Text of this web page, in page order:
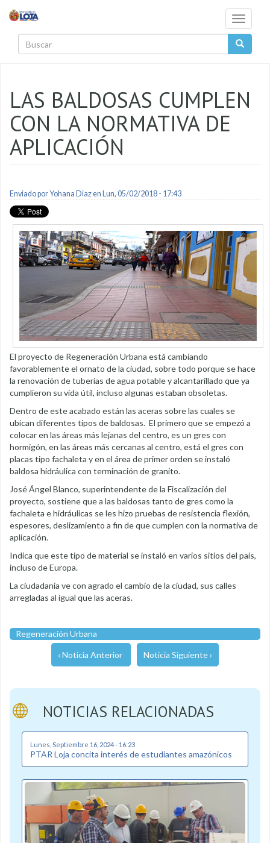
Toggle
LAS BALDOSAS CUMPLEN
CON LA NORMATIVA DE
APLICACIÓN
Enviado porYohana Diazen Lun, 05/02/2018 - 17:43
El proyecto de Regeneración Urbana está cambiando
favorablemente el ornato de la ciudad, sobre todo porque se hace
la renovación de tuberías de agua potable y alcantarillado que ya
cumplieron su vida útil, incluso algunas estaban obsoletas.
Dentro de este acabado están las aceras sobre las cuales se
ubican diferentes tipos de baldosas. El primero que se empezó a
colocar en las áreas más lejanas del centro, es un gres con
hormigón, en las áreas más cercanas al centro, está el gres con
placas tipo fachaleta y en el área de primer orden se instaló
baldosa hidráulica con terminación de granito.
José Ángel Blanco, superintendente de la Fiscalización del
proyecto, sostiene que a las baldosas tanto de gres como la
fachaleta e hidráulicas se les hizo pruebas de resistencia flexión,
espesores, deslizamiento a fin de que cumplen con la normativa de
aplicación.
Indica que este tipo de material se instaló en varios sitios del país,
incluso de Europa.
La ciudadanía ve con agrado el cambio de la ciudad, sus calles
arregladas al igual que las aceras.
Regeneración Urbana
‹ Noticia Anterior Noticia Siguiente ›
NOTICIAS RELACIONADAS
Lunes, Septiembre 16, 2024 - 16:23
PTAR Loja concita interés de estudiantes amazónicos